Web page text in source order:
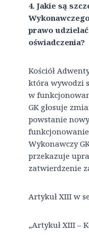
4. Jakie są
prawo
oświadczenia?
Kościół
która wywodzi
w
GK głosuje
powstanie
Wykonawczy
przekazuje
zatwierdzenie
Artykuł XIII w
„Artykuł XIII –